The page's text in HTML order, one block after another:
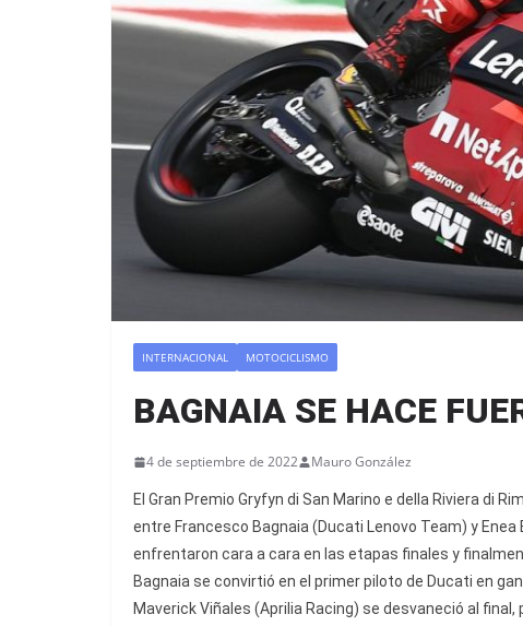
INTERNACIONAL MOTOCICLISMO
BAGNAIA SE HACE
4 de septiembre de 2022 Mauro González
El Gran Premio Gryfyn di San Marino e della Riviera di
entre Francesco Bagnaia (Ducati Lenovo Team) y
enfrentaron cara a cara en las etapas finales y
Bagnaia se convirtió en el primer piloto de Ducati en
Maverick Viñales (Aprilia Racing) se desvaneció al